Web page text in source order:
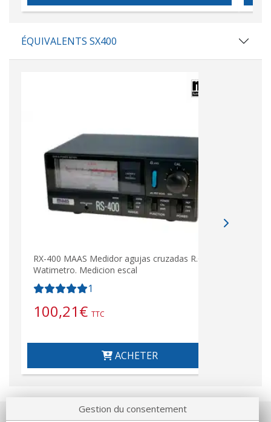
ÉQUIVALENTS SX400
RX-400 MAAS Medidor agujas cruzadas R.O.E. /
Watimetro. Medicion escal
1
100,21€ TTC
ACHETER
Gestion du consentement